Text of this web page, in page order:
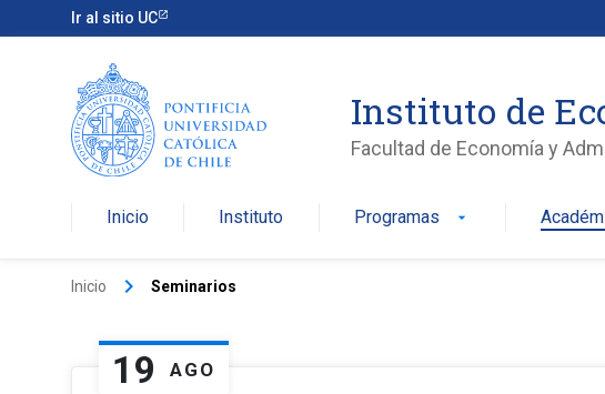
Ir al sitio UC
Instituto de
Facultad de Economía y
Inicio Instituto Programas arrow_drop_down
Inicio keyboard_arrow_right Seminarios
19 AGO